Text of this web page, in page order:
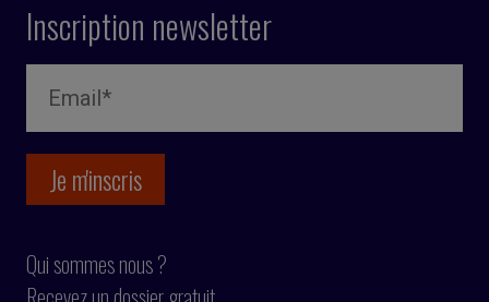
Inscription newsletter
Qui sommes nous ?